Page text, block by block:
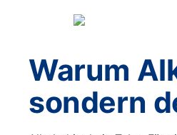
Warum
sondern